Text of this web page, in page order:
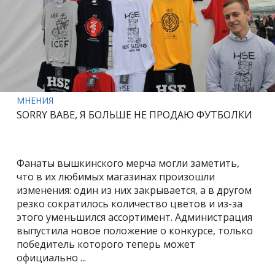
МНЕНИЯ
SORRY BABE, Я БОЛЬШЕ НЕ ПРОДАЮ ФУТБОЛКИ
Фанаты вышкинского мерча могли заметить,
что в их любимых магазинах произошли
изменения: один из них закрывается, а в другом
резко сократилось количество цветов и из-за
этого уменьшился ассортимент. Администрация
выпустила новое положение о конкурсе, только
победитель которого теперь может
официально ...